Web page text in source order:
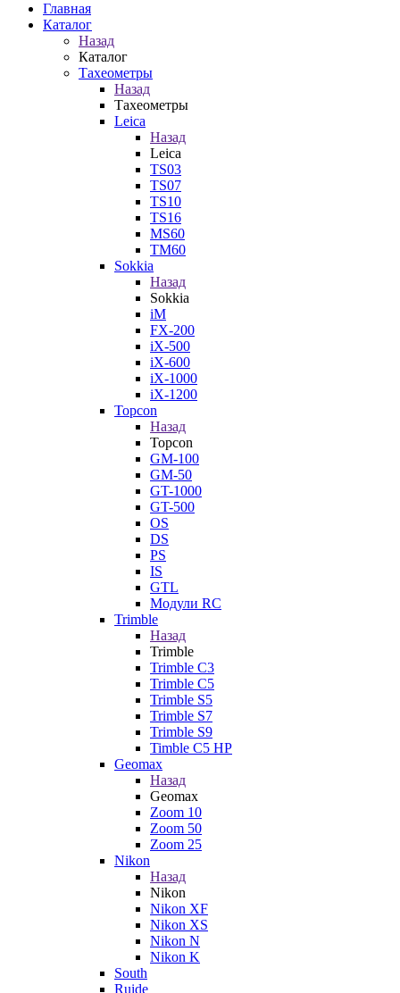
Главная
Каталог
Назад
Каталог
Тахеометры
Назад
Тахеометры
Leica
Назад
Leica
TS03
TS07
TS10
TS16
MS60
TM60
Sokkia
Назад
Sokkia
iM
FX-200
iX-500
iX-600
iX-1000
iX-1200
Topcon
Назад
Topcon
GM-100
GM-50
GT-1000
GT-500
OS
DS
PS
IS
GTL
Модули RC
Trimble
Назад
Trimble
Trimble C3
Trimble C5
Trimble S5
Trimble S7
Trimble S9
Timble C5 HP
Geomax
Назад
Geomax
Zoom 10
Zoom 50
Zoom 25
Nikon
Назад
Nikon
Nikon XF
Nikon XS
Nikon N
Nikon K
South
Ruide